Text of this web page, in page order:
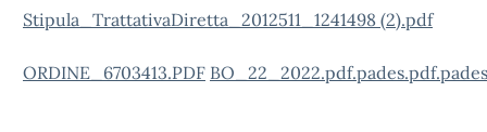
Stipula_TrattativaDiretta_2012511_1241498 (2).pdf
ORDINE_6703413.PDF